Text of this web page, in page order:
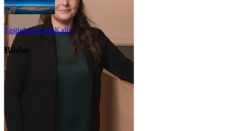
FastighetsbyrånKalix
Bilder